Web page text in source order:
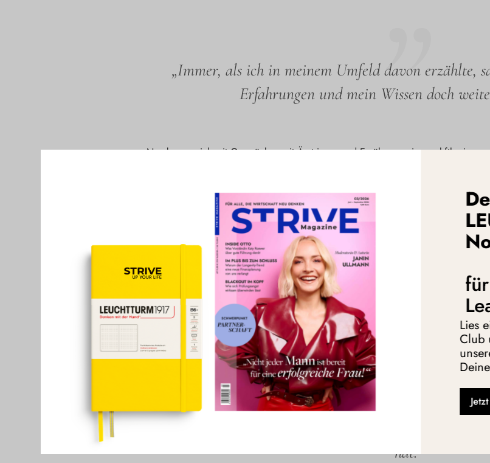
„Immer, als ich in meinem Umfeld davon erzählte,
Erfahrungen und mein Wissen doch
Nun begann ich mit Gesprächen mit Ärzt:innen und
Immer, als ich in meinem Umfeld davon erzählte, sagten viele, dass ich meine
müsse. Irgendwann ist mir klargeworden, dass ich das tatsächlich gerne tun
Das Problem ist doch, dass wir Erwachsenen uns damit schwer tun, unsere guten
Gewohnheiten, die wir uns über Jahre antrainiert haben, sind zu stark. Wie wir uns
Tagen unseres Lebens. Wenn wir also wollen, dass sich Erwachsene später gesund
beibringen.
Die Dinge, die in den Supermarktregalen stehen und als gesund gelten, sind leider
erstes Learning und ein richtiger Schock für mich. Daher war schnell klar: Das muss
Die Idee für Pumpkin Organics war geboren.
„Wir sind der erste zertifizierte klimaneutrale
hat.“
Lies
Club